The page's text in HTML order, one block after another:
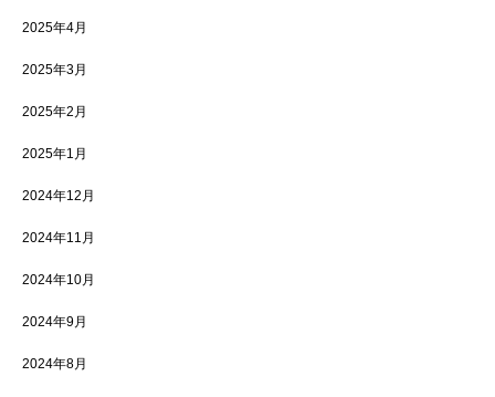
2025年4月
2025年3月
2025年2月
2025年1月
2024年12月
2024年11月
2024年10月
2024年9月
2024年8月